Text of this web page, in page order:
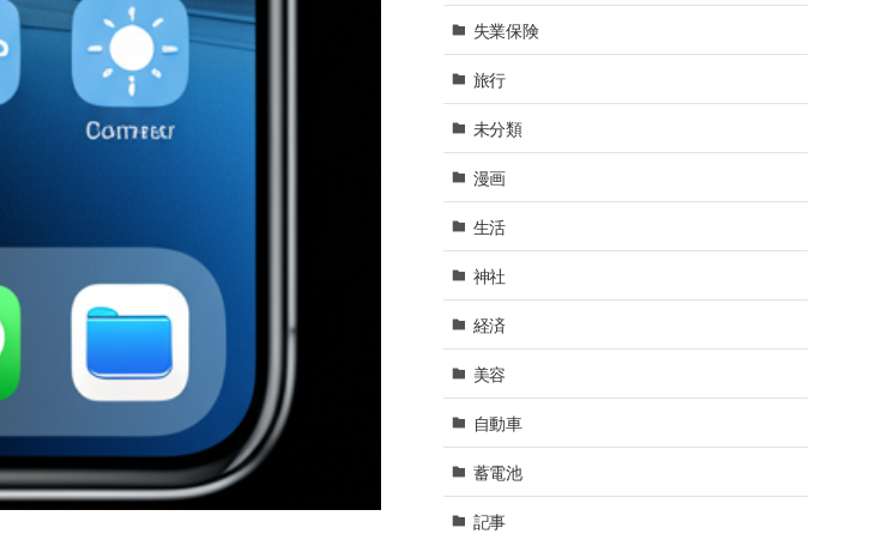
失業保険
旅行
未分類
漫画
生活
神社
経済
美容
自動車
蓄電池
記事